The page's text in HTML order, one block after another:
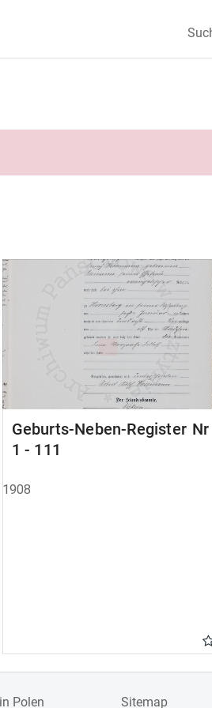
Geburts-Neben-Register Nr
1 - 111
1908
Polen Sitemap